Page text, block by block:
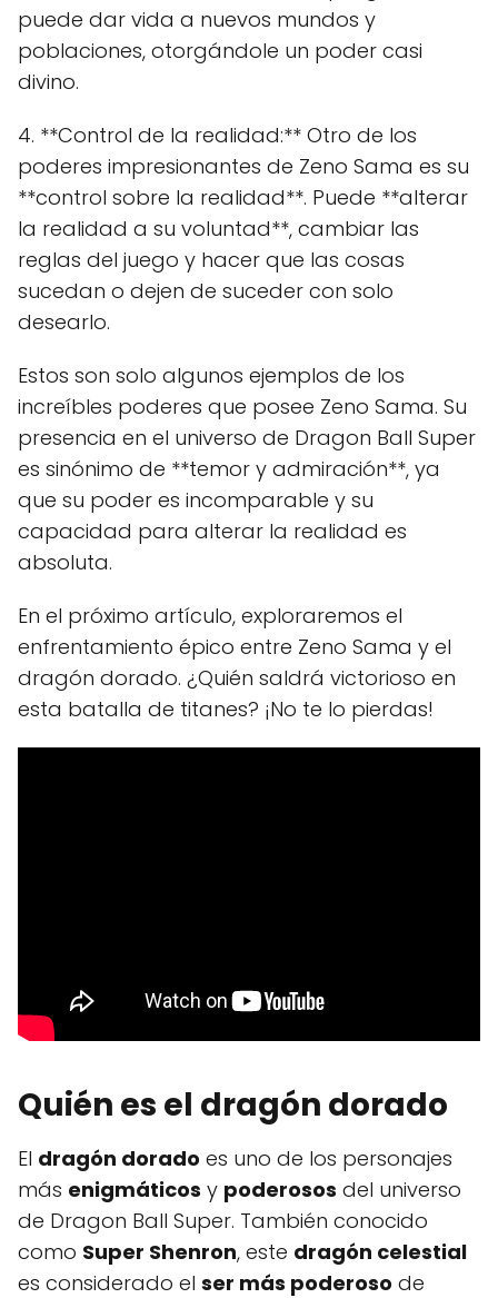
puede dar vida a nuevos mundos y
poblaciones, otorgándole un poder casi
divino.
4. **Control de la realidad:** Otro de los
poderes impresionantes de Zeno Sama es su
**control sobre la realidad**. Puede **alterar
la realidad a su voluntad**, cambiar las
reglas del juego y hacer que las cosas
sucedan o dejen de suceder con solo
desearlo.
Estos son solo algunos ejemplos de los
increíbles poderes que posee Zeno Sama. Su
presencia en el universo de Dragon Ball Super
es sinónimo de **temor y admiración**, ya
que su poder es incomparable y su
capacidad para alterar la realidad es
absoluta.
En el próximo artículo, exploraremos el
enfrentamiento épico entre Zeno Sama y el
dragón dorado. ¿Quién saldrá victorioso en
esta batalla de titanes? ¡No te lo pierdas!
Quién es el dragón dorado
El dragón dorado es uno de los personajes
más enigmáticos y poderosos del universo
de Dragon Ball Super. También conocido
como Super Shenron, este dragón celestial
es considerado el ser más poderoso de